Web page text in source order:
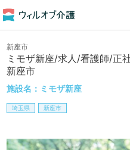
ミモザ新座/求人/看護師/正
新座市
施設名： ミモザ新座
新座市
埼玉県 新座市